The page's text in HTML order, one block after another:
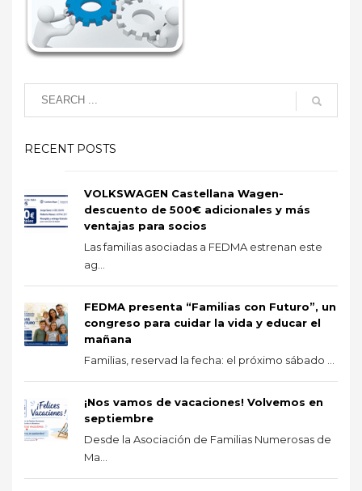
RECENT POSTS
VOLKSWAGEN Castellana Wagen-
descuento de 500€ adicionales y más
ventajas para socios
Las familias asociadas a FEDMA estrenan este
ag...
FEDMA presenta “Familias con Futuro”, un
congreso para cuidar la vida y educar el
mañana
Familias, reservad la fecha: el próximo sábado ...
¡Nos vamos de vacaciones! Volvemos en
septiembre
Desde la Asociación de Familias Numerosas de
Ma...